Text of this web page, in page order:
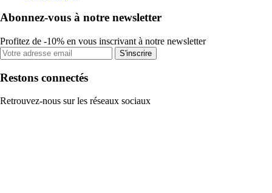
Abonnez-vous à notre newsletter
Profitez de -10% en vous inscrivant à notre newsletter
S'inscrire
Restons connectés
Retrouvez-nous sur les réseaux sociaux